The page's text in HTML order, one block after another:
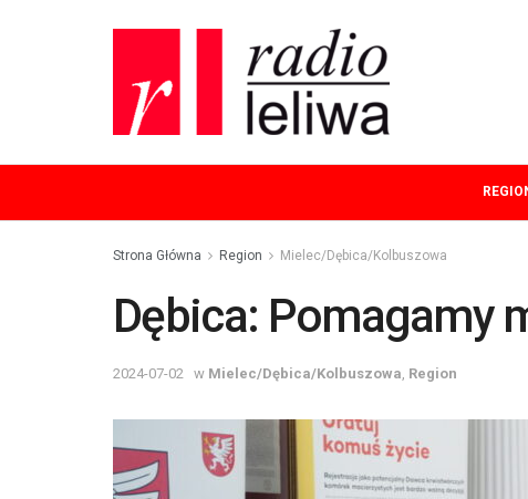
Strona Główna Region Mielec/Dębica/Kolbuszowa
Dębica: Pomagamy
2024-07-02 w Mielec/Dębica/Kolbuszowa Region